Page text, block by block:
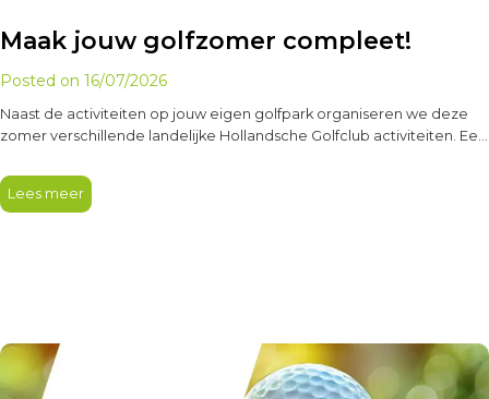
Maak jouw golfzomer compleet!
Posted on 16/07/2026
Naast de activiteiten op jouw eigen golfpark organiseren we deze
zomer verschillende landelijke Hollandsche Golfclub activiteiten. Een
Lees meer